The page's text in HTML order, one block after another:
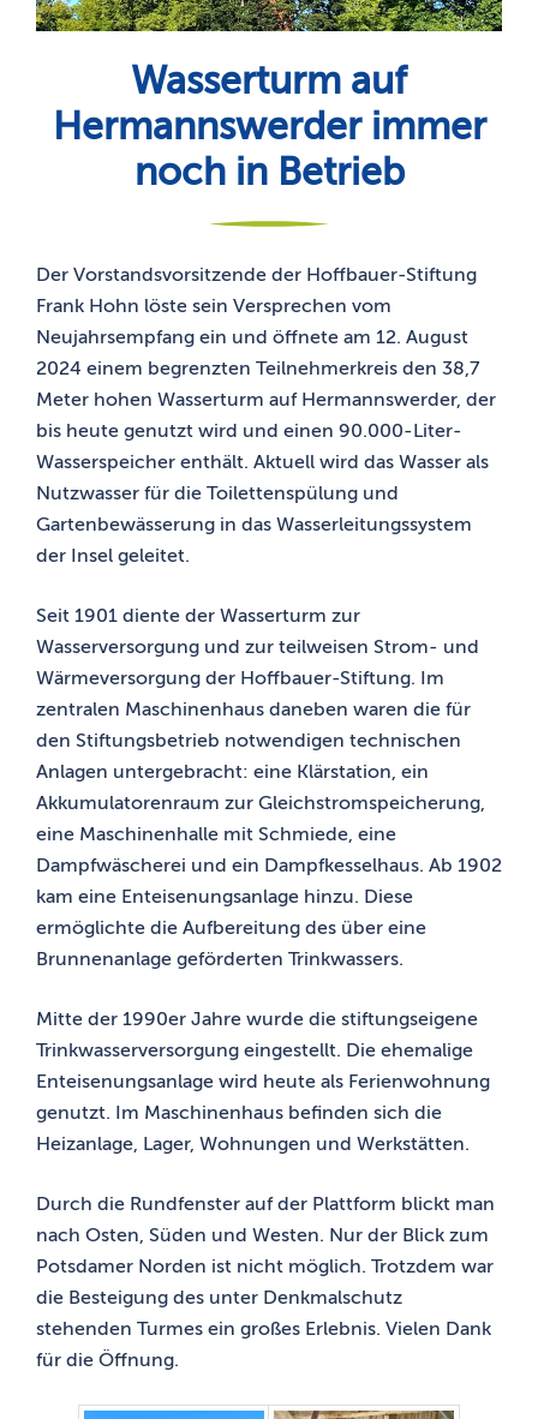
Wasserturm auf
Hermannswerder immer
noch in Betrieb
Der Vorstandsvorsitzende der Hoffbauer-Stiftung
Frank Hohn löste sein Versprechen vom
Neujahrsempfang ein und öffnete am 12. August
2024 einem begrenzten Teilnehmerkreis den 38,7
Meter hohen Wasserturm auf Hermannswerder, der
bis heute genutzt wird und einen 90.000-Liter-
Wasserspeicher enthält. Aktuell wird das Wasser als
Nutzwasser für die Toilettenspülung und
Gartenbewässerung in das Wasserleitungssystem
der Insel geleitet.
Seit 1901 diente der Wasserturm zur
Wasserversorgung und zur teilweisen Strom- und
Wärmeversorgung der Hoffbauer-Stiftung. Im
zentralen Maschinenhaus daneben waren die für
den Stiftungsbetrieb notwendigen technischen
Anlagen untergebracht: eine Klärstation, ein
Akkumulatorenraum zur Gleichstromspeicherung,
eine Maschinenhalle mit Schmiede, eine
Dampfwäscherei und ein Dampfkesselhaus. Ab 1902
kam eine Enteisenungsanlage hinzu. Diese
ermöglichte die Aufbereitung des über eine
Brunnenanlage geförderten Trinkwassers.
Mitte der 1990er Jahre wurde die stiftungseigene
Trinkwasserversorgung eingestellt. Die ehemalige
Enteisenungsanlage wird heute als Ferienwohnung
genutzt. Im Maschinenhaus befinden sich die
Heizanlage, Lager, Wohnungen und Werkstätten.
Durch die Rundfenster auf der Plattform blickt man
nach Osten, Süden und Westen. Nur der Blick zum
Potsdamer Norden ist nicht möglich. Trotzdem war
die Besteigung des unter Denkmalschutz
stehenden Turmes ein großes Erlebnis. Vielen Dank
für die Öffnung.